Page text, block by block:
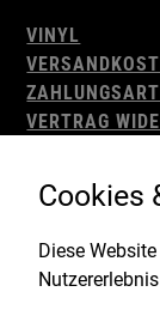
VINYL
VERTRAG
IMPRESSUM
Gefördert durch:
Cookies
Diese